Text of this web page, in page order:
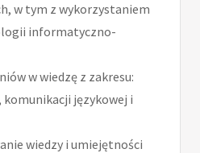
w tym z wykorzystaniem
informatyczno-
w wiedzę z zakresu:
językowej i
wiedzy i umiejętności